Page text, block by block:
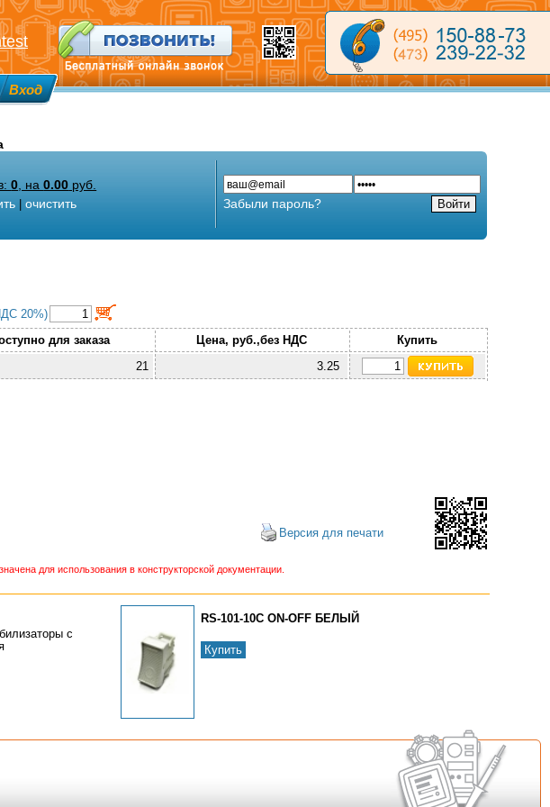
20%)
для заказа Цена, руб.,без НДС
Купить
21 3.25
Версия для печати
для использования в конструкторской документации.
с
RS-101-10C ON-OFF БЕЛЫЙ
Купить
Вход
0 , на0.00 руб.
|очистить Забыли пароль?